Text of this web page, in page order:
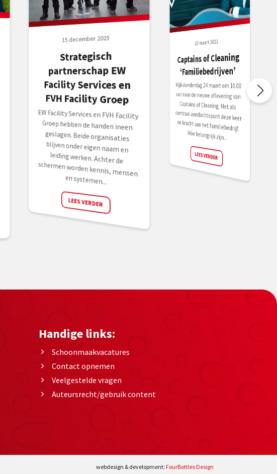
15 december 2025
Strategisch
partnerschap EW
Facility Services en
FVH Facility Groep
EW Facility Services en FVH Facility
Groep hebben de handen ineen
geslagen. Beide organisaties
blijven onder eigen naam en
leiding werken. Achter de
schermen worden kennis, mensen
en systemen...
LEES VERDER
23 maart 2022
Captains of Cleaning
‘Familiebedrijven’
Kijk donderdag 24 maart om 10.00
uur naar de nieuwe aflevering van
Captains of Cleaning. Met als
centraal aandachtspunt deze keer
de kracht van het familiebedrijf.
Hóe belangrijk zijn...
LEES VERDER
Handige links:
Schoonmaakvacatures
Contact opnemen
Veelgestelde vragen
Auteursrecht/gebruik content
webdesign & development: FourBottles Design